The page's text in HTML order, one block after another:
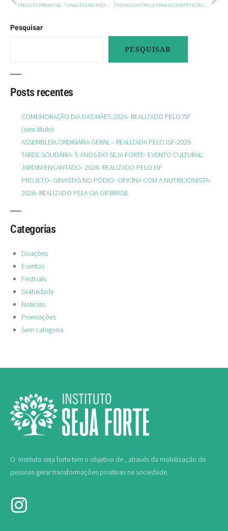
PROJETO PROMIFAE- ” GINASTAS NO PÓDIO”- ENTREGA DOS UNIFORMES-REALIZADO PELO ISF – 2025 TREINO CONTROLE PARA AS COMPETIÇÕES DO 2.º SEMESTRE SEJA FORTE X TUMIARU- REALIZADO PELO TUMIARU- 2025
Pesquisar
PESQUISAR
Posts recentes
COMEMORAÇÃO DIA DAS MÃES-2026- REALIZADO PELO ISF
(sem título)
ASSEMBLEIA ORDINÁRIA GERAL – REALIZADA PELO ISF-2026
TARDE SOLIDÁRIA- 5 ANOS DO SEJA FORTE- EVENTO CULTURAL:
JARDIM ENCANTADO- 2026- REALIZADO PELO ISF
PROJETO- GINASTAS NO PÓDIO- OFICINA COM A NUTRICIONISTA-
2026- REALIZADO PELA CIA GR BRASIL
Categorias
Doações
Eventos
Festivais
Gratuidade
Notícias
Premiações
Sem categoria
O Instituto seja forte tem o objetivo de , através da mobilização de
pessoas gerar transformações positivas na sociedade.